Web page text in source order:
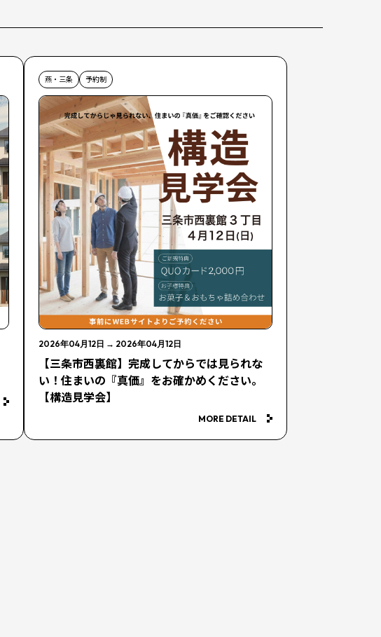
燕・三条 予約制
2026年04月12日 → 2026年04月12日
【三条市西裏館】完成してからでは見られな
い！住まいの『真価』をお確かめください。
【構造見学会】
MORE DETAIL